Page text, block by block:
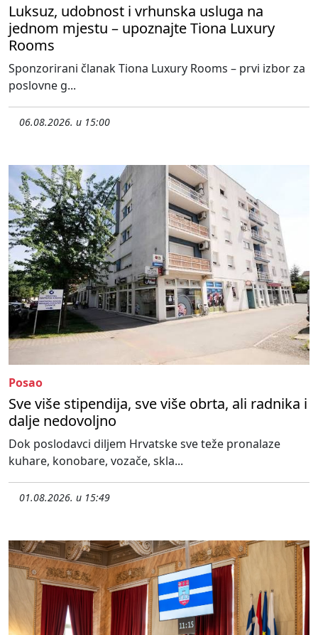
Luksuz, udobnost i vrhunska usluga na
jednom mjestu – upoznajte Tiona Luxury
Rooms
Sponzorirani članak Tiona Luxury Rooms – prvi izbor za
poslovne g...
06.08.2026. u 15:00
Posao
Sve više stipendija, sve više obrta, ali radnika i
dalje nedovoljno
Dok poslodavci diljem Hrvatske sve teže pronalaze
kuhare, konobare, vozače, skla...
01.08.2026. u 15:49